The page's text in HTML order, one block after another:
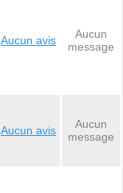
Aucun avis
Aucun
message
Aucun avis
Aucun
message